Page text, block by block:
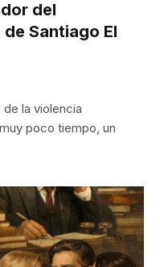
del
Santiago El
la violencia
poco tiempo, un